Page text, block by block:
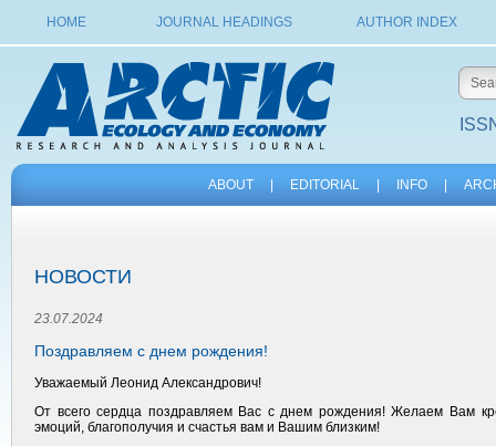
HOME JOURNAL HEADINGS AUTHOR INDEX
ABOUT EDITORIAL INFO
НОВОСТИ
23.07.2024
Поздравляем с днем рождения!
Уважаемый Леонид Александрович!
От всего сердца поздравляем Вас с днем рождения! Желаем Вам
эмоций, благополучия и счастья вам и Вашим близким!